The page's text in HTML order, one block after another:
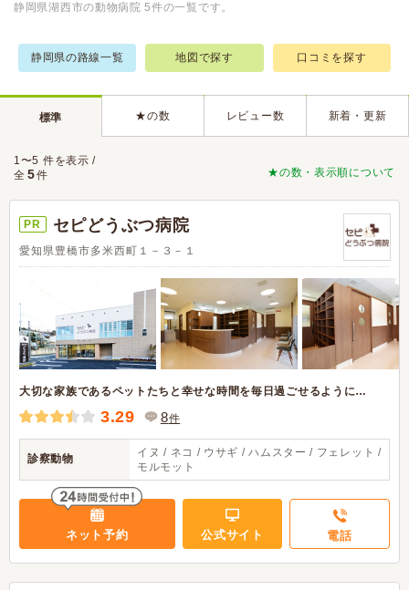
静岡県湖西市の動物病院 5件の一覧です。
静岡県の路線一覧 地図で探す 口コミを探す
標準 ★の数 レビュー数 新着・更新
★の数・表示順について
1〜5 件を表示 /
全 5件
PR セピどうぶつ病院
愛知県豊橋市多米西町１－３－１
大切な家族であるペットたちと幸せな時間を毎日過ごせるように…
3.29 8件
診察動物
イヌ / ネコ / ウサギ / ハムスター / フェレット /
モルモット
ネット予約 公式サイト 電話